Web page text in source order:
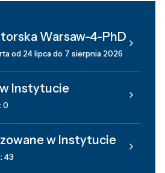
Warsaw-4-PhD
od 24 lipca do 7 sierpnia 2026
Instytucie
0
w Instytucie
43